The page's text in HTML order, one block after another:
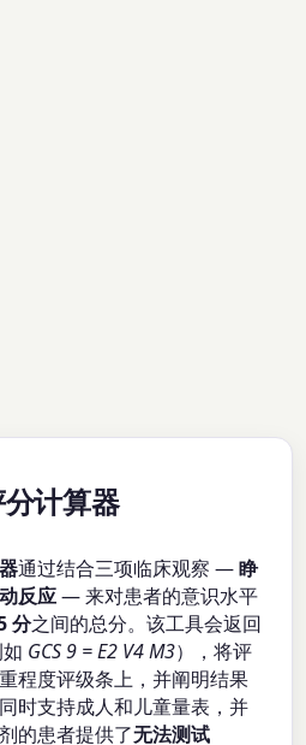
计算器
通过结合三项临床观察 —睁
反应— 来对患者的意识水平
分之间的总分。该工具会返回
GCS 9 = E2 V4 M3），将评
程度评级条上，并阐明结果
时支持成人和儿童量表，并
的患者提供了无法测试